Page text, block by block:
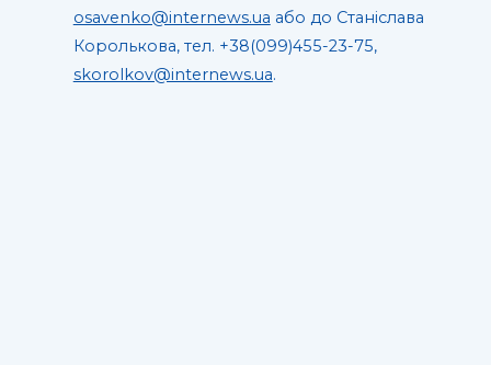
osavenko@internews.ua або до Станіслава
Королькова, тел. +38(099)455-23-75,
skorolkov@internews.ua.